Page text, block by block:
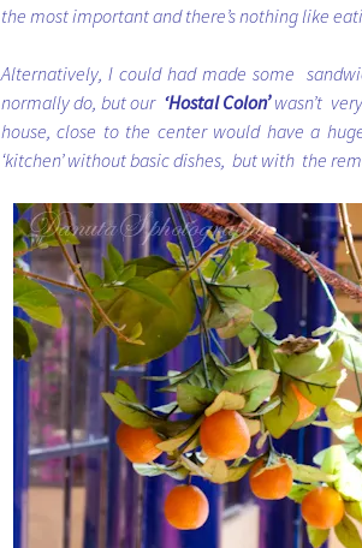
the most important and there’s nothing like
Alternatively, I could had made some
normally do, but our ‘Hostal Colon’wasn’t
house, close to the center would have a
‘kitchen’ without basic dishes, but with the